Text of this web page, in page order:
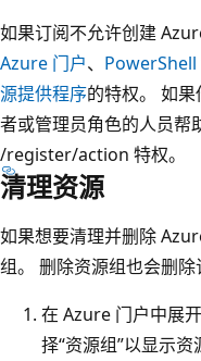
如果订阅不允许创建
Azure 门户、 PowerShell
源提供程序的特权。 如
者或管理员角色的人员帮
/register/action 特权。
清理资源
如果想要清理并删除
组。 删除资源组也会删除
在 Azure 门户中展
择“资源组”以显示资